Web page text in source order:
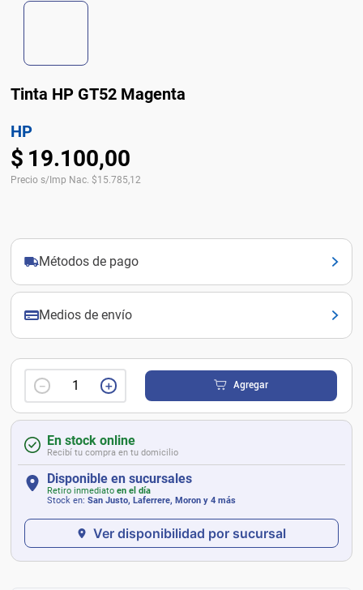
Tinta HP GT52 Magenta
HP
$ 19.100,00
Precio s/Imp Nac. $15.785,12
Métodos de pago
Medios de envío
＋
－ Agregar
En stock online
Recibí tu compra en tu domicilio
Disponible en sucursales
Retiro inmediato en el día
Stock en: San Justo, Laferrere, Moron y 4 más
Ver disponibilidad por sucursal